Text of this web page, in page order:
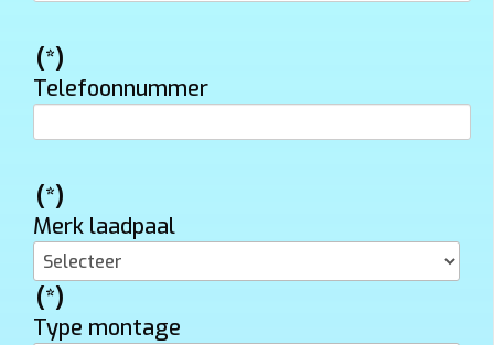
(*)
Telefoonnummer
(*)
Merk laadpaal
(*)
Type montage